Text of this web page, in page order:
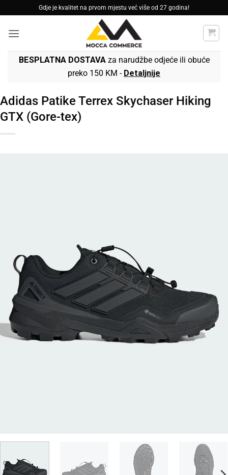
to
content
Gdje je kvalitet na prvom mjestu već više od 27 godina!
BESPLATNA DOSTAVAza narudžbe odjeće ili obuće
preko 150 KM - Detaljnije
Adidas Patike Terrex Skychaser Hiking
GTX (Gore-tex)